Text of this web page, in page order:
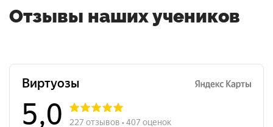
Отзывы наших учеников